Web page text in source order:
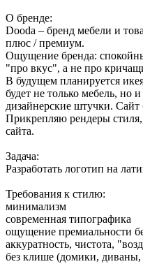
О бренде:
Dooda – бренд мебели и
плюс / премиум.
Ощущение бренда:
"про вкус", а не про
В будущем планируется
будет не только мебель, но
дизайнерские штучки. Сайт
Прикрепляю рендеры
сайта.
Задача:
Разработать логотип на
Требования к стилю:
минимализм
современная типографика
ощущение премиальности
аккуратность, чистота,
без клише (домики, диваны,